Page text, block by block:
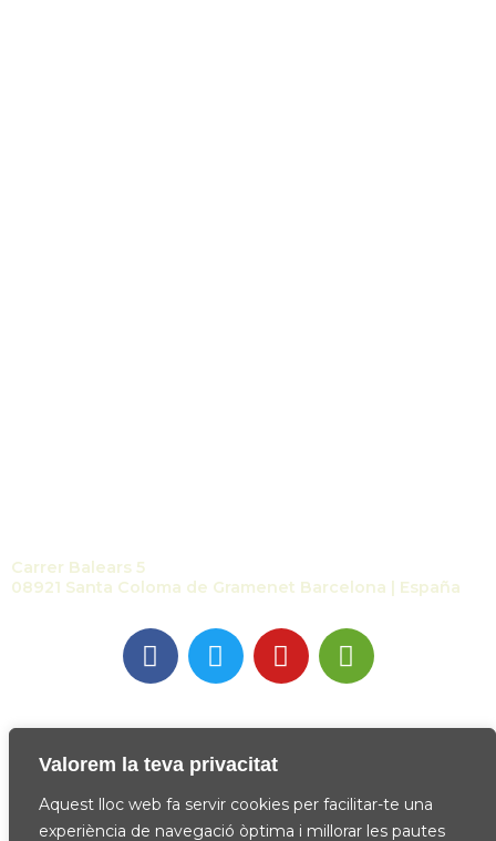
Valorem la teva privacitat
Aquest lloc web fa servir cookies per facilitar-te una
experiència de navegació òptima i millorar les pautes
Carrer Balears 5
08921 Santa Coloma de Gramenet Barcelona | España
Copyright@ 2022